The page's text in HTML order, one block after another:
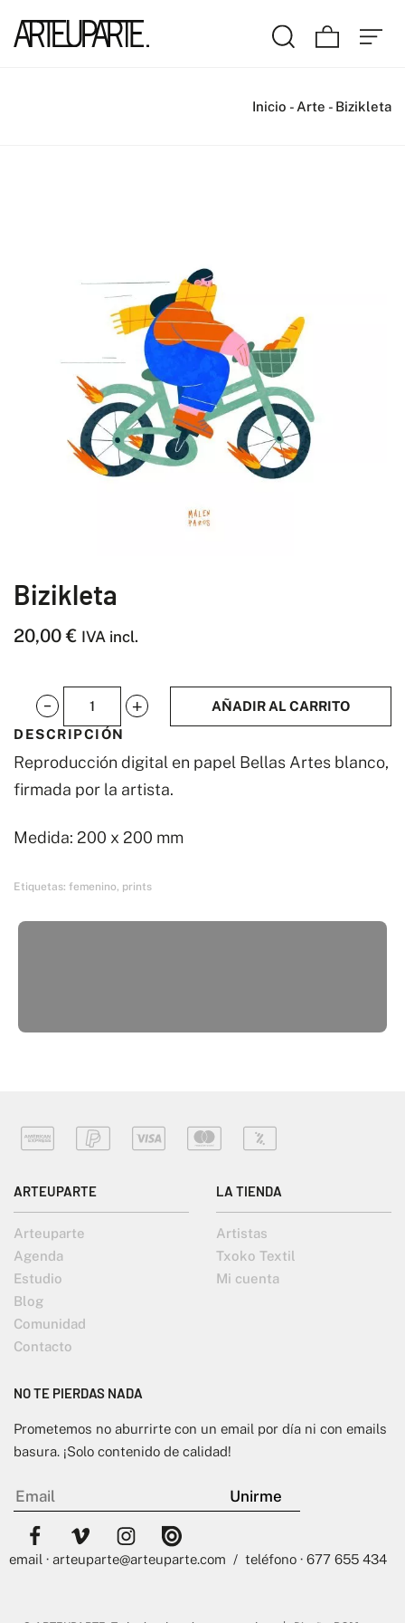
Inicio - Arte - Bizikleta
Bizikleta
20,00€ IVA incl.
Bizikleta
cantidad
AÑADIR AL CARRITO
DESCRIPCIÓN
Reproducción digital en papel Bellas Artes blanco,
firmada por la artista.
Medida: 200 x 200 mm
Etiquetas: femenino, prints
ARTEUPARTE
Arteuparte
Agenda
Estudio
Blog
Comunidad
Contacto
LA TIENDA
Artistas
Txoko Textil
Mi cuenta
NO TE PIERDAS NADA
Prometemos no aburrirte con un email por día ni con emails
basura. ¡Solo contenido de calidad!
email · arteuparte@arteuparte.com / teléfono · 677 655 434